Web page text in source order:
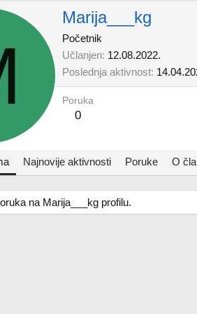
Marija___kg
Početnik
Učlanjen 12.08.2022.
Poslednja aktivnost
Poruka
0
Najnovije aktivnosti Poruke O
na Marija___kg profilu.